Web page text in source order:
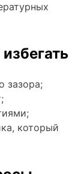
зазора;
который